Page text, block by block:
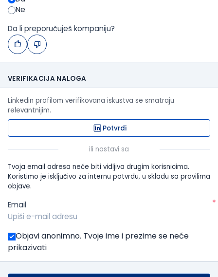
Ne
Da li preporučuješ kompaniju?
VERIFIKACIJA NALOGA
Linkedin profilom verifikovana iskustva se smatraju
relevantnijim.
Potvrdi
ili nastavi sa
Tvoja email adresa neće biti vidljiva drugim korisnicima.
Koristimo je isključivo za internu potvrdu, u skladu sa pravilima
objave.
Email *
Objavi anonimno. Tvoje ime i prezime se neće
prikazivati